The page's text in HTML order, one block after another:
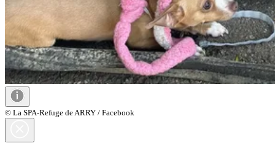
© La SPA-Refuge de ARRY / Facebook